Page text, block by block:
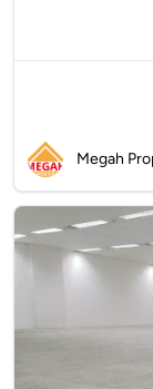
Megah